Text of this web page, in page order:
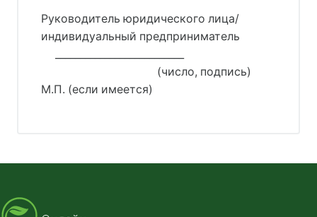
Руководитель юридического лица/
индивидуальный предприниматель
(число, подпись)
М.П. (если имеется)